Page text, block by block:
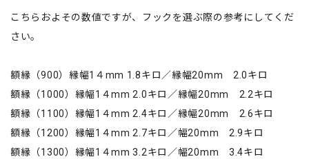
こちらおよその数値ですが、フックを選ぶ際の参考にしてくだ
さい。
額縁（900）縁幅1４mm 1.8キロ／縁幅20mm 2.0キロ
額縁（1000）縁幅1４mm 2.0キロ／縁幅20mm 2.2キロ
額縁（1100）縁幅1４mm 2.4キロ／縁幅20mm 2.6キロ
額縁（1200）縁幅1４mm 2.7キロ／幅20mm 2.9キロ
額縁（1300）縁幅1４mm 3.2キロ／幅20mm 3.4キロ